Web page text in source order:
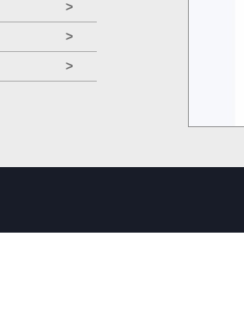
>
>
>